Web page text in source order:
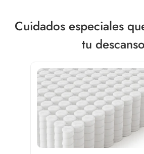
Cuidados especiales
tu descanso